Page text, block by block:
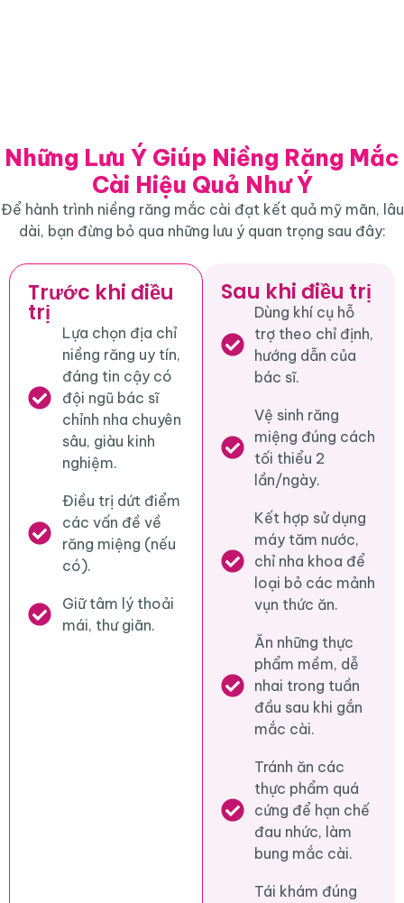
Những Lưu Ý Giúp Niềng Răng Mắc
Cài Hiệu Quả Như Ý
Để hành trình niềng răng mắc cài đạt kết quả mỹ mãn, lâu
dài, bạn đừng bỏ qua những lưu ý quan trọng sau đây:
Trước khi điều
trị
Lựa chọn địa chỉ
niềng răng uy tín,
đáng tin cậy có
đội ngũ bác sĩ
chỉnh nha chuyên
sâu, giàu kinh
nghiệm.
Điều trị dứt điểm
các vấn đề về
răng miệng (nếu
có).
Giữ tâm lý thoải
mái, thư giãn.
Sau khi điều trị
Dùng khí cụ hỗ
trợ theo chỉ định,
hướng dẫn của
bác sĩ.
Vệ sinh răng
miệng đúng cách
tối thiểu 2
lần/ngày.
Kết hợp sử dụng
máy tăm nước,
chỉ nha khoa để
loại bỏ các mảnh
vụn thức ăn.
Ăn những thực
phẩm mềm, dễ
nhai trong tuần
đầu sau khi gắn
mắc cài.
Tránh ăn các
thực phẩm quá
cứng để hạn chế
đau nhức, làm
bung mắc cài.
Tái khám đúng